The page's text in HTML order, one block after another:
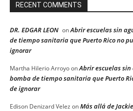
RECENT COMMENTS
DR. EDGAR LEON onAbrir escuelas sin
de tiempo sanitaria que Puerto Rico no
ignorar
Martha Hilerio ArroyoonAbrir escuelas
bomba de tiempo sanitaria que Puerto
de ignorar
Edison Denizard Velez onMás allá de